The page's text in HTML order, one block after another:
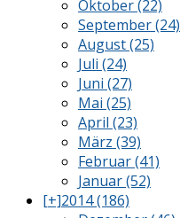
Oktober (22)
September (24)
August (25)
Juli (24)
Juni (27)
Mai (25)
April (23)
März (39)
Februar (41)
Januar (52)
[+]2014 (186)